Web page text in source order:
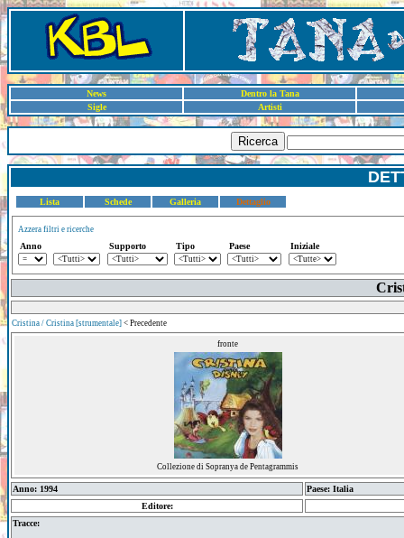
News
Dentro la Tana
Sigle
Artisti
Ricerca
Lista Schede Galleria Dettaglio
Azzera filtri e ricerche
Anno Supporto Tipo Paese Iniziale
Cristina / Cristina [strumentale] < Precedente
fronte
Collezione di Sopranya de Pentagrammis
Anno: 1994
Paese: Italia
Editore:
Tracce: